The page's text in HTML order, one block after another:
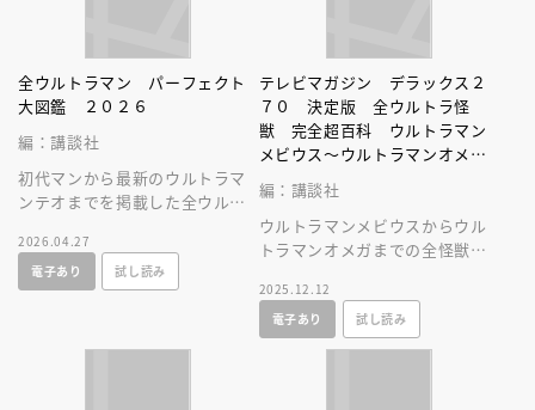
全ウルトラマン パーフェクト
大図鑑 ２０２６
編：講談社
初代マンから最新のウルトラマ
ンテオまでを掲載した全ウルト
訂版。必殺技やプロフィールを
大公開！
2026.04.27
電子あり
試し読み
テレビマガジン デラックス２
７０ 決定版 全ウルトラ怪
獣 完全超百科 ウルトラマン
メビウス～ウルトラマンオメガ
編 増補改訂
編：講談社
ウルトラマンメビウスからウル
トラマンオメガまでの全怪獣・
た！
2025.12.12
電子あり
試し読み